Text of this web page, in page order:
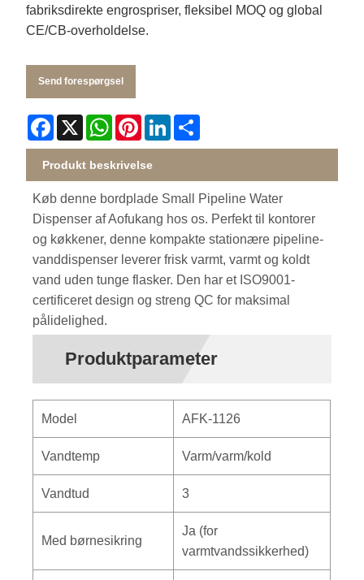
fabriksdirekte engrospriser, fleksibel MOQ og global
CE/CB-overholdelse.
Send forespørgsel
Facebook
X WhatsApp
PinterestLinkedIn
Produkt beskrivelse
Køb denne bordplade Small Pipeline Water
Dispenser af Aofukang hos os. Perfekt til kontorer
og køkkener, denne kompakte stationære pipeline-
vanddispenser leverer frisk varmt, varmt og koldt
vand uden tunge flasker. Den har et ISO9001-
certificeret design og streng QC for maksimal
pålidelighed.
Produktparameter
Model AFK-1126
Vandtemp Varm/varm/kold
Vandtud 3
Med børnesikring
Ja (for
varmtvandssikkerhed)